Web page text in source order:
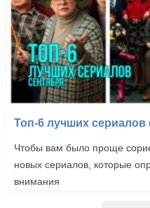
Топ-6 лучших сериалов
Чтобы вам было проще
новых сериалов, которые
внимания